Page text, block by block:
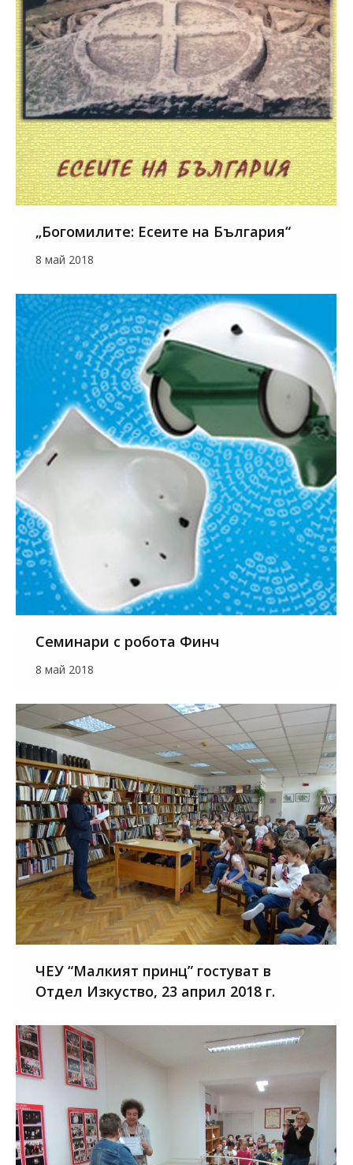
„Богомилите: Есеите на България“
8 май 2018
Семинари с робота Финч
8 май 2018
ЧЕУ “Малкият принц” гостуват в
Отдел Изкуство, 23 април 2018 г.